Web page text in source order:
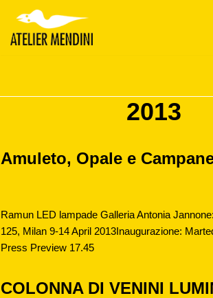
Vai
2013
Amuleto, Opale e
Ramun LED lampade Galleria Antonia
125, Milan 9-14 April 2013Inaugurazione:
Press Preview 17.45
COLONNA DI VENINI